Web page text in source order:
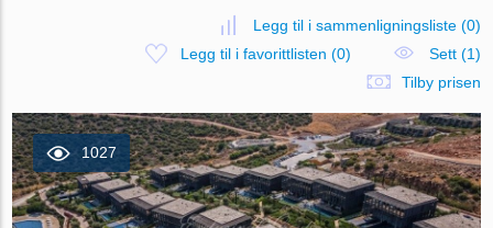
Legg til i sammenligningsliste(0)
Legg til i favorittlisten (0)
Sett (1)
Tilby prisen
1027